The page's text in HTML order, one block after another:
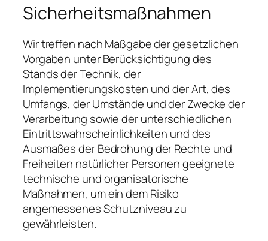
Sicherheitsmaßnahmen
Wir treffen nach Maßgabe der gesetzlichen
Vorgaben unter Berücksichtigung des
Stands der Technik, der
Implementierungskosten und der Art, des
Umfangs, der Umstände und der Zwecke der
Verarbeitung sowie der unterschiedlichen
Eintrittswahrscheinlichkeiten und des
Ausmaßes der Bedrohung der Rechte und
Freiheiten natürlicher Personen geeignete
technische und organisatorische
Maßnahmen, um ein dem Risiko
angemessenes Schutzniveau zu
gewährleisten.